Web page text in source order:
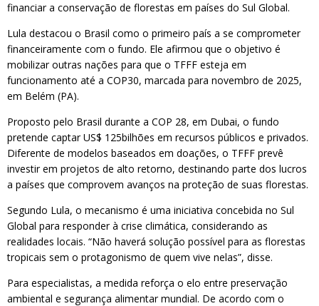
financiar a conservação de florestas em países do Sul Global.
Lula destacou o Brasil como o primeiro país a se comprometer
financeiramente com o fundo. Ele afirmou que o objetivo é
mobilizar outras nações para que o TFFF esteja em
funcionamento até a COP30, marcada para novembro de 2025,
em Belém (PA).
Proposto pelo Brasil durante a COP 28, em Dubai, o fundo
pretende captar US$ 125bilhões em recursos públicos e privados.
Diferente de modelos baseados em doações, o TFFF prevê
investir em projetos de alto retorno, destinando parte dos lucros
a países que comprovem avanços na proteção de suas florestas.
Segundo Lula, o mecanismo é uma iniciativa concebida no Sul
Global para responder à crise climática, considerando as
realidades locais. “Não haverá solução possível para as florestas
tropicais sem o protagonismo de quem vive nelas”, disse.
Para especialistas, a medida reforça o elo entre preservação
ambiental e segurança alimentar mundial. De acordo com o